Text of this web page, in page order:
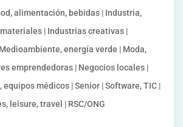
alimentación, bebidas | Industria,
| Industrias creativas |
energía verde | Moda,
emprendedoras | Negocios locales |
equipos médicos | Senior | Software, TIC |
leisure, travel | RSC/ONG